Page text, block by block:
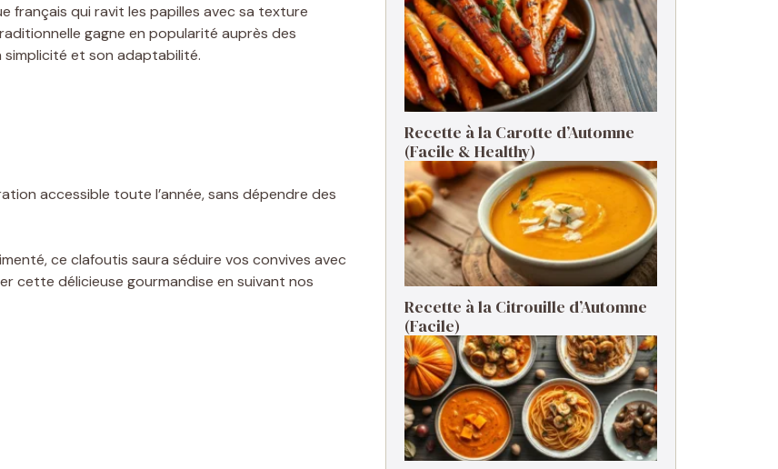
français qui ravit les papilles avec sa texture
gagne en popularité auprès des
et son adaptabilité.
accessible toute l’année, sans dépendre des
ce clafoutis saura séduire vos convives avec
cette délicieuse gourmandise en suivant nos
Recette à la Carotte d’Automne
(Facile & Healthy)
Recette à la Citrouille d’Automne
(Facile)